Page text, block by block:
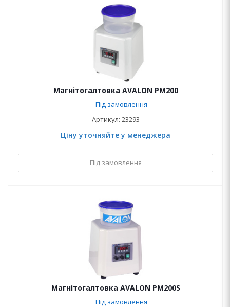
Магнітогалтовка AVALON PM200
Під замовлення
Артикул: 23293
Ціну уточняйте у менеджера
Під замовлення
Магнітогалтовка AVALON PM200S
Під замовлення